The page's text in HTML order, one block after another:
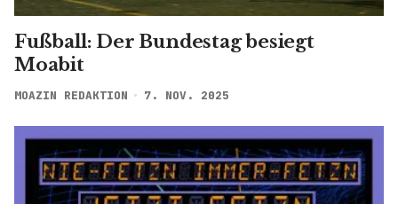
Fußball: Der Bundestag besiegt
Moabit
MOAZIN REDAKTION 7. NOV. 2025